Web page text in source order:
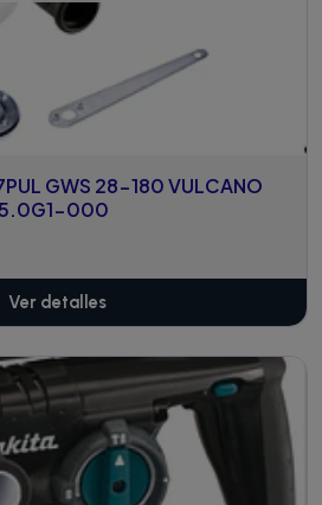
GWS 28-180 VULCANO
000
Ver detalles